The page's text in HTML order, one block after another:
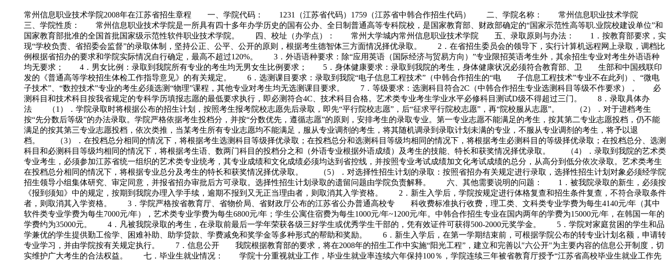
常州信息职业技术学院2008年在江苏省招生章程 一、学院代码： 1231（江苏省代码）1759（江苏省中韩合作招生代码） 二、学院名称： 常州信息职业技术学院
三、学院性质： 常州信息职业技术学院是一所具有四十多年办学历史的国有公办、全日制普通高等专科院校，是国家教育部、财政部确定的“国家示范性高等职.业院校建设单位”和
国家教育部批准的全国首批国家级示范性软件职业技术学院。 四、校址（办学点）： 常州大学城内常州信息职业技术学院 五、录取原则与办法： 1．按教育部要求，实
现“学校负责、省招委会监督”的录取体制，坚持公正、公平、公开的原则，根据考生德智体三方面情况择优录取。 2．在省招生委员会的领导下，实行计算机远程网上录取，调档比
例根据省招办的要求和学院实际情况自行确定，最高不超过120%。 3．外语语种要求：除“应用英语（国际经济与贸易方向）”专业限招英语考生外，其余招生专业对考生外语语种
均无要求； 4．男女比例：录取到我院所有专业的考生均无男女生比例要求； 5．身体健康要求：录取到我院的考生，身体健康状况必须符合教育部、卫 生部和中国残联印
发的《普通高等学校招生体检工作指导意见》的有关规定。 6．选测课目要求：录取到我院“电子信息工程技术”（中韩合作招生的“电 子信息工程技术”专业不在此列）、“微电
子技术”、“数控技术”专业的考生必须选测“物理”课程，其他专业对考生均无选测课目要求。 7．等级要求：选测科目符合2C（中韩合作招生专业选测科目等级不作要求）， 必
测科目和技术科目按我省规定的专科学历填报志愿的最低要求执行，即必测符合4C、技术科目合格。艺术类专业考生学业水平必修科目测试D级不得超过三门。 8．录取具体办
法 （1）．学院录取时将根据公布的招生计划，按照考生报考院校志愿先后录取，即先“平行院校志愿”，后“征求平行院校志愿”，再“院校服从志愿”。 （2）．对于进档考生
按“先分数后等级”的办法录取。学院严格依据考生投档分，并按“分数优先，遵循志愿”的原则，安排考生的录取专业。第一专业志愿不能满足的考生，按其第二专业志愿投档，仍不能
满足的按其第三专业志愿投档，依次类推，当某考生所有专业志愿均不能满足，服从专业调剂的考生，将其随机调录到录取计划未满的专业，不服从专业调剂的考生，将予以退
档。 （3）．在投档总分相同的情况下，将根据考生选测科目等级择优录取；在投档总分和选测科目等级均相同的情况下，将根据考生必测科目的等级择优录取；在投档总分、选测
科目和必测科目等级均相同的情况下，将根据考生语、数两门科目的投档分之和（外语专业根据外语成绩）及考生的技能、特长和获奖情况择优录取。 （4）．录取到我院的艺术类
专业考生，必须参加江苏省统一组织的艺术类专业统考，其专业成绩和文化成绩必须均达到省控线，并按照专业考试成绩加文化考试成绩的总分，从高分到低分依次录取。艺术类考生
在投档总分相同的情况下，将根据专业总分及考生的特长和获奖情况择优录取。 （5）．对选择性招生计划的录取：按照省招办有关规定进行录取，选择性招生计划对象必须经学院
招生领导小组集体研究、审定同意，并报省招办审批后方可录取。选择性招生计划录取的遗留问题由学院负责解释。 六、其他需要说明的问题： 1．被我院录取的新生，必须按
《报到须知》中的规定，按期到我院办理入学手续，逾期不报到又无正当理由者，则取消其入学资格。 2．新生入学后，学院按规定进行体格复查和招生条件复查，不符合录取条件
者，则取消其入学资格。 3．学院严格按省教育厅、省物价局、省财政厅公布的江苏省公办普通高校专 科收费标准执行收费，理工类、文科类专业学费为每生4140元/年（其中
软件类专业学费为每生7000元/年），艺术类专业学费为每生6800元/年；学生公寓住宿费为每生1000元/年~1200元/年。中韩合作招生专业在国内两年的学费为15000元/年，在韩国一年的
学费约为35000元。 4．凡被我院录取的考生，在录取前最后一学年荣获各级三好学生或优秀学生干部的，凭有效证件可获得500-2000元奖学金。 5．学院对家庭贫困的学生和品
学兼优的学生提供勤工俭学、困难补助、助学贷款、学费减免和奖学金等多种形式的帮助和奖励。 6．新生入学后，在第一学期结束前，可根据学院公布的转专业计划名额，申请转
专业学习，并由学院按有关规定执行。 7．信息公开 我院根据教育部的要求，将在2008年的招生工作中实施“阳光工程”，建立和完善以"六公开"为主要内容的信息公开制度，切
实维护广大考生的合法权益。 七．毕业生就业情况： 学院十分重视就业工作，毕业生就业率连续六年保持100％，学院连续三年被省教育厅授予“江苏省高校毕业生就业工作先